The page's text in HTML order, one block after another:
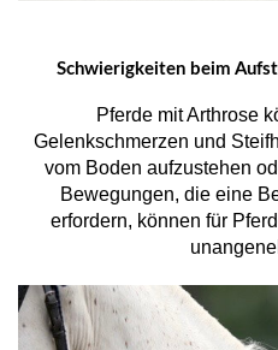
Schwierigkeiten beim
Pferde mit Arthrose
Gelenkschmerzen und
vom Boden aufzustehen
Bewegungen, die eine
erfordern, können für